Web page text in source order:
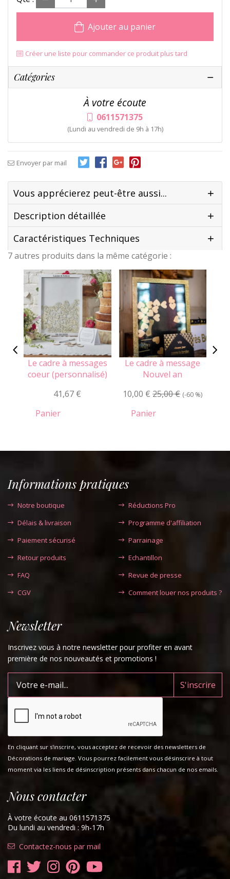
Ajouter au panier
Créer une liste pour commander ce produit plus tard
Catégories
À votre écoute
0611571375
(Lundi au vendredi de 9h à 17h)
Envoyer par mail
Vous apprécierez peut-être aussi...
Description détaillée
Caractéristiques Techniques
7 autres produits dans la même catégorie :
Le cadre à messages
coeur (personnalisé)
41,67 €
Panier
Le cadre à message
Nouvel an
10,00 € 25,00 € (-60 %)
Panier
Informations pratiques
Notre boutique
Délais & livraison
Paiement sécurisé
Retour produits
FAQ
CGV
Réductions Pro
Programme d'affiliation
Parrainage
Echantillon
Revue de presse
Comment louer nos produits ?
Newsletter
Inscrivez vous à notre newsletter pour profiter en avant
première de nos nouveautés et promotions !
En cliquant sur s'inscrire, vous acceptez de recevoir des newsletters de
Décorations de mariage. Vous pourrez facilement vous désinscrire à tout
moment via les liens de désinscription présents dans chacun de nos emails.
Nous contacter
À votre écoute au 0611571375
Du lundi au vendredi : 9h-17h
Contactez-nous par mail